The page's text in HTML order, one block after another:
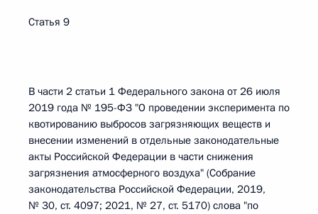
Статья 9
В части 2 статьи 1 Федерального закона от 26 июля
2019 года № 195-ФЗ "О проведении эксперимента по
квотированию выбросов загрязняющих веществ и
внесении изменений в отдельные законодательные
акты Российской Федерации в части снижения
загрязнения атмосферного воздуха" (Собрание
законодательства Российской Федерации, 2019,
№ 30, ст. 4097; 2021, № 27, ст. 5170) слова "по